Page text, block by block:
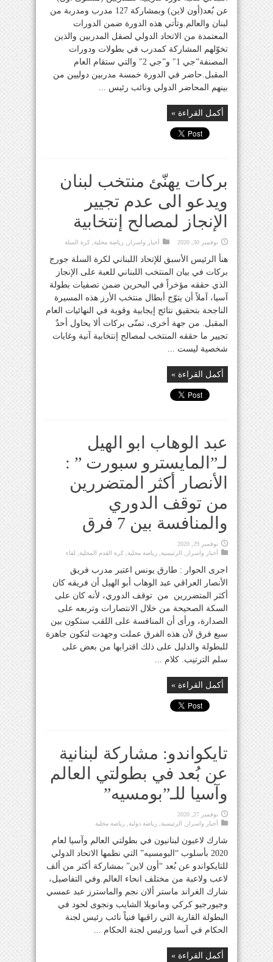
عن بُعد(أون لاين) وبمشاركة 127 مدرب ومدربة من
لبنان والعالم.وتأتي هذه الدورة ضمن الدورات
المعتمدة من الاتحاد الدولي لصقل المدربين والذين
تخوّلهم المشاركة كمدرب في بطولات ودورات
المصنفة”جي 1″ و”جي 2″ والتي ستقام العام
المقبل.حاضر في الدورة خمسة مدربين دوليين من
بينهم المحاضر الدولي ونائب رئيس ...
أكمل القراءة »
بركات يهنّئ منتخب لبنان
ويدعو الى عدم تجيير
الإنجاز لمصالح إنتخابية
نوفمبر 30, 2020 أخبار واسرار رياضة محلية كرة السلة
هنأ الرئيس الأسبق للإتحاد اللبناني لكرة السلة جورج
بركات في بيان المنتخب اللبناني للعبة على الإنجاز
الذي حققه مؤخراً في البحرين ضمن تصفيات بطولة
آسيا، آملاً أن يتوّج أبطال منتخب الأرز هذه المسيرة
الناجحة بتحقيق نتائج إيجابية وقوية في النهائيات العام
المقبل. من جهة أخرى، تمنّى بركات ألا يحاول أحدٌ
تجيير ما حققه المنتخب لمصالح إنتخابية آنية وغايات
شخصية ليست ...
أكمل القراءة »
عبد الوهاب ابو الهيل
لـ”المايسترو سبورت ” :
الأنصار أكثر المتضررين
من توقف الدوري
والمنافسة بين 7 فرق
نوفمبر 29, 2020
أخبار واسرار
الرئيسية رياضة محلية كرة القدم المحلية لقاء
اجرى الحوار : طارق يونس اعتبر مدرب فريق
الأنصار العراقي عبد الوهاب أبو الهيل أن فريقه كان
أكثر المتضررين من توقف الدوري، لأنه كان على
السكة الصحيحة من خلال الانتصارات وتربعه على
الصدارة، ورأى أن المنافسة على اللقب ستكون بين
سبع فرق لأن هذه الفرق عملت وجهدت لتكون جاهزة
للبطولة والدليل على ذلك اقترابها من بعض على
سلم الترتيب. كلام ...
أكمل القراءة »
تايكواندو: مشاركة لبنانية
عن بُعد في بطولتي العالم
وآسيا للـ”بومسيه”
نوفمبر 27, 2020
أخبار واسرار
الرئيسية رياضة دولية رياضة محلية
شارك لاعبون لبنانيون في بطولتي العالم وآسيا لعام
2020 بأسلوب “البومسيه” التي نظمها الاتحاد الدولي
للتايكواندو عن بُعد “أون لاين” بمشاركة أكثر من ألف
لاعب ولاعبة من مختلف انحاء العالم.وفي التفاصيل،
شارك الغراند ماستر ألان نجم والماسترز عبد عمسي
وجيورجيو كركي ومانويلا الشايب ونجوى لحود في
البطولة القارية التي راقبها فنياً نائب رئيس لجنة
الحكام في آسيا ورئيس لجنة الحكام ...
أكمل القراءة »